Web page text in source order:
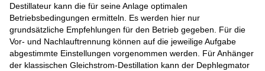
Destillateur kann die für seine Anlage optimalen
Betriebsbedingungen ermitteln. Es werden hier nur
grundsätzliche Empfehlungen für den Betrieb gegeben. Für die
Vor- und Nachlauftrennung können auf die jeweilige Aufgabe
abgestimmte Einstellungen vorgenommen werden. Für Anhänger
der klassischen Gleichstrom-Destillation kann der Dephlegmator